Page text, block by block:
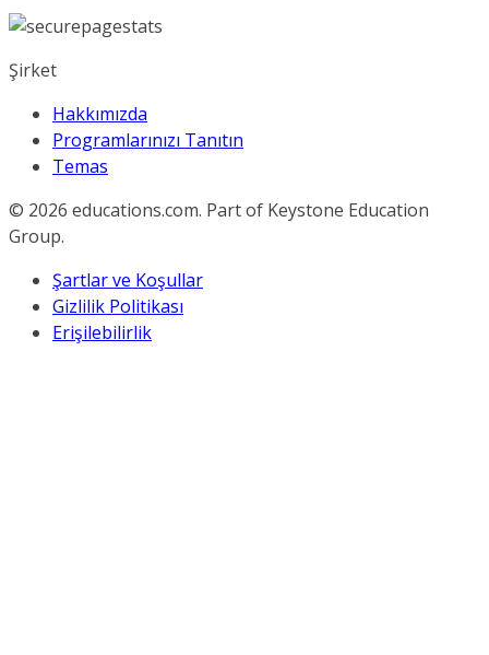
Şirket
Hakkımızda
Programlarınızı Tanıtın
Temas
© 2026 educations.com. Part of Keystone Education
Group.
Şartlar ve Koşullar
Gizlilik Politikası
Erişilebilirlik